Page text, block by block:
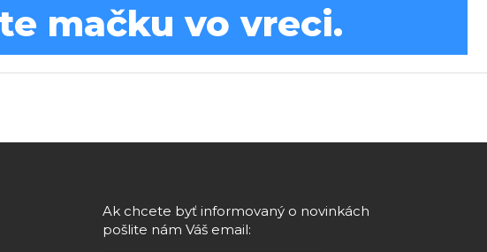
mačku vo vreci.
Ak chcete byť informovaný o novinkách
pošlite nám Váš email: